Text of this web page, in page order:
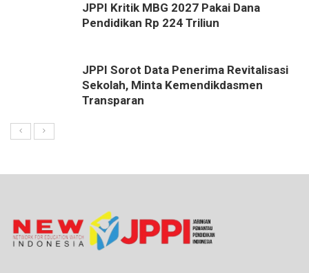
JPPI Kritik MBG 2027 Pakai Dana
Pendidikan Rp 224 Triliun
JPPI Sorot Data Penerima Revitalisasi
Sekolah, Minta Kemendikdasmen
Transparan